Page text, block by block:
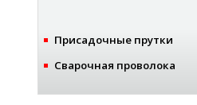
Присадочные прутки
Сварочная проволока